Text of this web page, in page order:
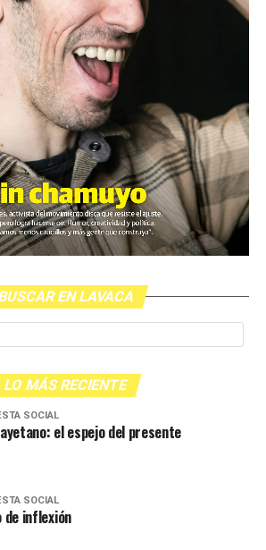
EN LAVACA
LO MÁS RECIENTE
SOCIAL
el espejo del presente
SOCIAL
de inflexión